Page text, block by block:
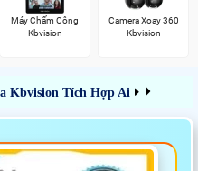
Máy Chấm Công
Kbvision
Camera Xoay 360
Kbvision
Kbvision Tích Hợp Ai